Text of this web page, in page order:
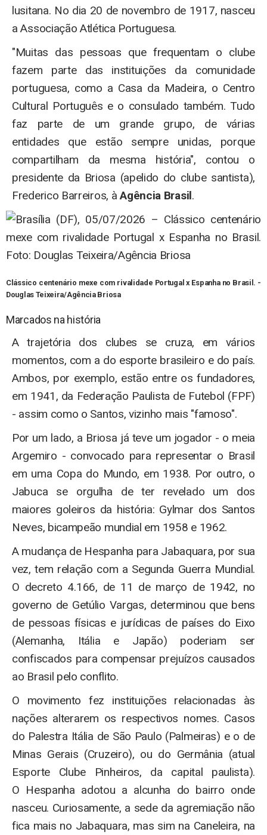
lusitana. No dia 20 de novembro de 1917, nasceu
a Associação Atlética Portuguesa.
"Muitas das pessoas que frequentam o clube
fazem parte das instituições da comunidade
portuguesa, como a Casa da Madeira, o Centro
Cultural Português e o consulado também. Tudo
faz parte de um grande grupo, de várias
entidades que estão sempre unidas, porque
compartilham da mesma história", contou o
presidente da Briosa (apelido do clube santista),
Frederico Barreiros, àAgência Brasil.
Clássico centenário mexe com rivalidade Portugal x Espanha no Brasil. -
Douglas Teixeira/Agência Briosa
Marcados na história
A trajetória dos clubes se cruza, em vários
momentos, com a do esporte brasileiro e do país.
Ambos, por exemplo, estão entre os fundadores,
em 1941, da Federação Paulista de Futebol (FPF)
- assim como o Santos, vizinho mais "famoso".
Por um lado, a Briosa já teve um jogador - o meia
Argemiro - convocado para representar o Brasil
em uma Copa do Mundo, em 1938. Por outro, o
Jabuca se orgulha de ter revelado um dos
maiores goleiros da história: Gylmar dos Santos
Neves, bicampeão mundial em 1958 e 1962.
A mudança de Hespanha para Jabaquara, por sua
vez, tem relação com a Segunda Guerra Mundial.
O decreto 4.166, de 11 de março de 1942, no
governo de Getúlio Vargas, determinou que bens
de pessoas físicas e jurídicas de países do Eixo
(Alemanha, Itália e Japão) poderiam ser
confiscados para compensar prejuízos causados
ao Brasil pelo conflito.
O movimento fez instituições relacionadas às
nações alterarem os respectivos nomes. Casos
do Palestra Itália de São Paulo (Palmeiras) e o de
Minas Gerais (Cruzeiro), ou do Germânia (atual
Esporte Clube Pinheiros, da capital paulista).
O Hespanha adotou a alcunha do bairro onde
nasceu. Curiosamente, a sede da agremiação não
fica mais no Jabaquara, mas sim na Caneleira, na